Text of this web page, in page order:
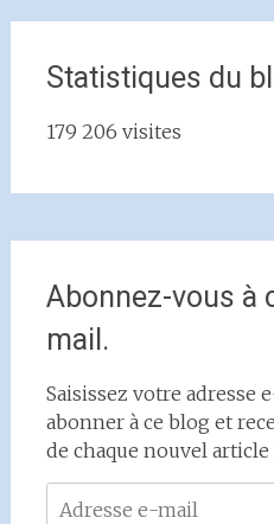
Statistiques du
179 206 visites
Abonnez-vous à
mail.
Saisissez votre adresse
abonner à ce blog et
de chaque nouvel